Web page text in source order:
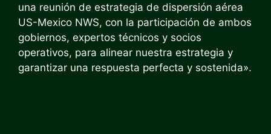
una reunión de estrategia de dispersión aérea
US-Mexico NWS, con la participación de ambos
gobiernos, expertos técnicos y socios
operativos, para alinear nuestra estrategia y
garantizar una respuesta perfecta y sostenida».